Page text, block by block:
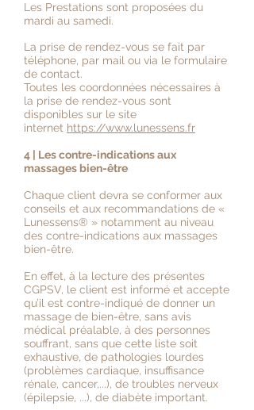
Les Prestations sont proposées du
mardi au samedi.
La prise de rendez-vous se fait par
téléphone, par mail ou via le formulaire
de contact.
Toutes les coordonnées nécessaires à
la prise de rendez-vous sont
disponibles sur le site
internet https://www.lunessens.fr
4 | Les contre-indications aux
massages bien-être
Chaque client devra se conformer aux
conseils et aux recommandations de «
Lunessens® » notamment au niveau
des contre-indications aux massages
bien-être.
En effet, à la lecture des présentes
CGPSV, le client est informé et accepte
qu’il est contre-indiqué de donner un
massage de bien-être, sans avis
médical préalable, à des personnes
souffrant, sans que cette liste soit
exhaustive, de pathologies lourdes
(problèmes cardiaque, insuffisance
rénale, cancer,...), de troubles nerveux
(épilepsie, ...), de diabète important.